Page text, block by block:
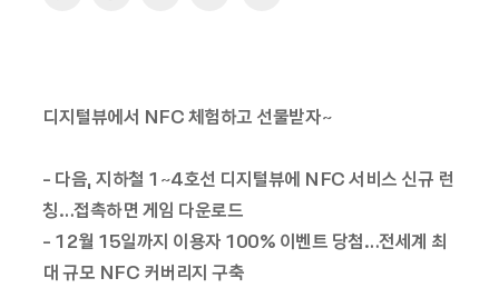
디지털뷰에서 NFC 체험하고 선물받자~
- 다음, 지하철 1~4호선 디지털뷰에 NFC 서비스 신규 런
칭…접촉하면 게임 다운로드
- 12월 15일까지 이용자 100% 이벤트 당첨…전세계 최
대 규모 NFC 커버리지 구축